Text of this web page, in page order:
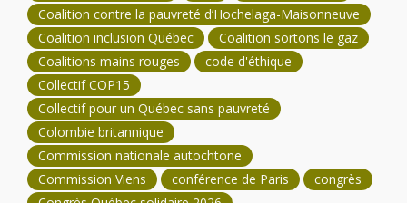
Coalition contre la pauvreté d’Hochelaga-Maisonneuve
Coalition inclusion Québec
Coalition sortons le gaz
Coalitions mains rouges
code d'éthique
Collectif COP15
Collectif pour un Québec sans pauvreté
Colombie britannique
Commission nationale autochtone
Commission Viens
conférence de Paris
congrès